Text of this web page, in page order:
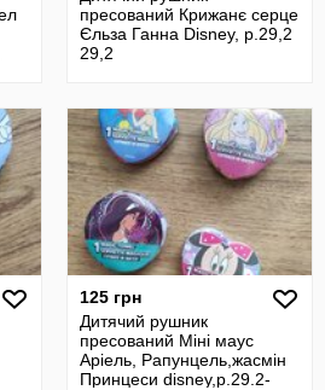
пресований Крижанє серце
Єльза Ганна Disney, р.29,2
29,2
125 грн
Дитячий рушник
пресований Міні маус
Аріель, Рапунцель,жасмін
Принцеси disney,р.29.2-